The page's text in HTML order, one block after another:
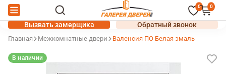
0 0
Вызвать замерщика Обратный звонок
Главная Межкомнатные двери Валенсия ПО Белая эмаль
В наличии